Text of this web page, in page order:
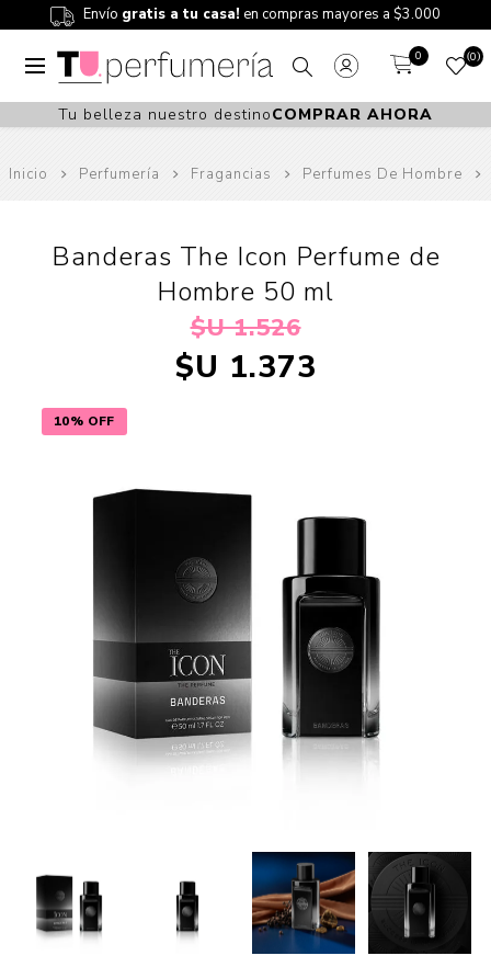
Envío gratis a tu casa! en compras mayores a $3.000
0 0
Tu belleza nuestro destinoCOMPRAR AHORA
Inicio Perfumería Fragancias Perfumes De Hombre
10% OFF
Banderas The Icon Perfume de
Hombre 50 ml
$U 1.526
$U 1.373